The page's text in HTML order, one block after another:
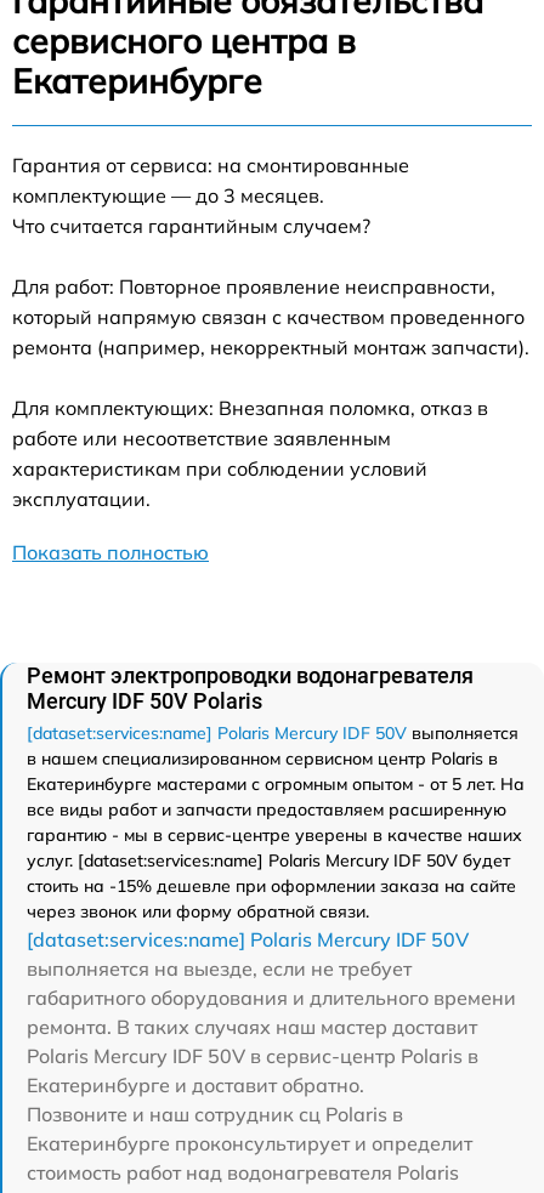
сервисного центра в
Екатеринбурге
Гарантия от сервиса: на смонтированные
комплектующие — до 3 месяцев.
Что считается гарантийным случаем?
Для работ: Повторное проявление неисправности,
который напрямую связан с качеством проведенного
ремонта (например, некорректный монтаж запчасти).
Для комплектующих: Внезапная поломка, отказ в
работе или несоответствие заявленным
характеристикам при соблюдении условий
эксплуатации.
Показать полностью
Ремонт электропроводки водонагревателя
Mercury IDF 50V Polaris
[dataset:services:name] Polaris Mercury IDF 50V выполняется
в нашем специализированном сервисном центр Polaris в
Екатеринбурге мастерами с огромным опытом - от 5 лет. На
все виды работ и запчасти предоставляем расширенную
гарантию - мы в сервис-центре уверены в качестве наших
услуг. [dataset:services:name] Polaris Mercury IDF 50V будет
стоить на -15% дешевле при оформлении заказа на сайте
через звонок или форму обратной связи.
[dataset:services:name] Polaris Mercury IDF 50V
выполняется на выезде, если не требует
габаритного оборудования и длительного времени
ремонта. В таких случаях наш мастер доставит
Polaris Mercury IDF 50V в сервис-центр Polaris в
Екатеринбурге и доставит обратно.
Позвоните и наш сотрудник сц Polaris в
Екатеринбурге проконсультирует и определит
стоимость работ над водонагревателя Polaris